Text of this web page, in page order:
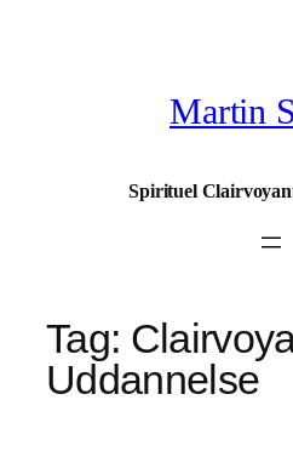
Martin
Spirituel
Tag:
Uddannelse